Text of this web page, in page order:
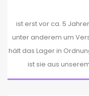
ist erst vor ca. 5
unter anderem um
hält das Lager in
ist sie aus